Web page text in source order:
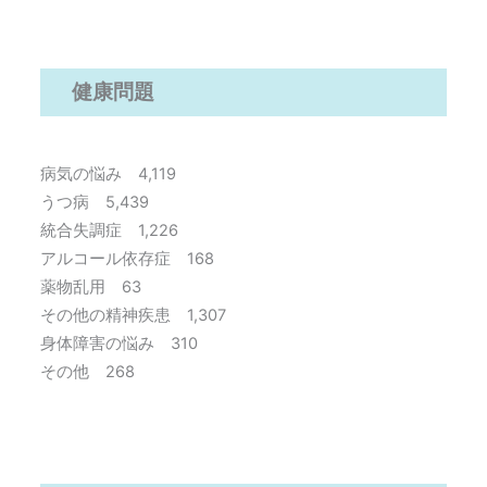
健康問題
病気の悩み 4,119
うつ病 5,439
統合失調症 1,226
アルコール依存症 168
薬物乱用 63
その他の精神疾患 1,307
身体障害の悩み 310
その他 268